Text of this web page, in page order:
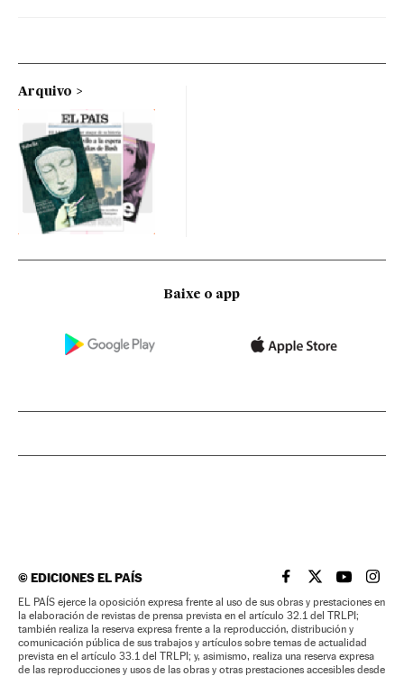
Arquivo
Baixe o app
©EDICIONES EL PAÍS EL PAÍS BRASIL EN
EL PAÍSEL PAÍS
EL
EL PAÍS ejerce la oposición expresa frente al uso de sus obras y prestaciones en
la elaboración de revistas de prensa prevista en el artículo 32.1 del TRLPI;
también realiza la reserva expresa frente a la reproducción, distribución y
comunicación pública de sus trabajos y artículos sobre temas de actualidad
prevista en el artículo 33.1 del TRLPI; y, asimismo, realiza una reserva expresa
de las reproducciones y usos de las obras y otras prestaciones accesibles desde